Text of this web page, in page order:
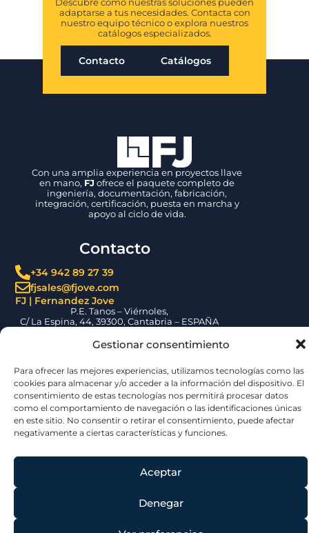
Gestionar consentimiento
Para ofrecer las mejores experiencias, utilizamos tecnologías como
las cookies para almacenar y/o acceder a la información del
dispositivo. El consentimiento de estas tecnologías nos permitirá
procesar datos como el comportamiento de navegación o las
identificaciones únicas en este sitio. No consentir o retirar el
consentimiento, puede afectar negativamente a ciertas
Aceptar
Denegar
Política de privacidad
FJ participa en el
programa Fleet Solid
Support suministrando
válvulas motorizadas
control integrado y
soluciones HTS para los
Royal Navy.
FJ
control
FJ participa en el
Programa F110
SAVAL y sistemas de
control integrados para
las nuevas fragatas de
la Armada Española,
garantizando fiabilidad
y cumplimiento
técnico.
FJ